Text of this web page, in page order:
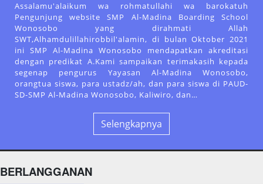
Assalamu'alaikum wa rohmatullahi wa barokatuh
Pengunjung website SMP Al-Madina Boarding School
Wonosobo yang dirahmati Allah
SWT,Alhamdulillahirobbil'alamin, di bulan Oktober 2021
ini SMP Al-Madina Wonosobo mendapatkan akreditasi
dengan predikat A.Kami sampaikan terimakasih kepada
segenap pengurus Yayasan Al-Madina Wonosobo,
orangtua siswa, para ustadz/ah, dan para siswa di PAUD-
SD-SMP Al-Madina Wonosobo, Kaliwiro, dan…
Selengkapnya
BERLANGGANAN